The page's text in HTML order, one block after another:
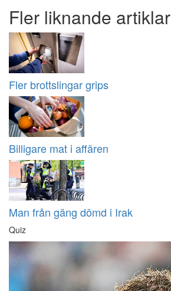
Fler liknande artiklar
Fler brottslingar grips
Billigare mat i affären
Man från gäng dömd i Irak
Quiz